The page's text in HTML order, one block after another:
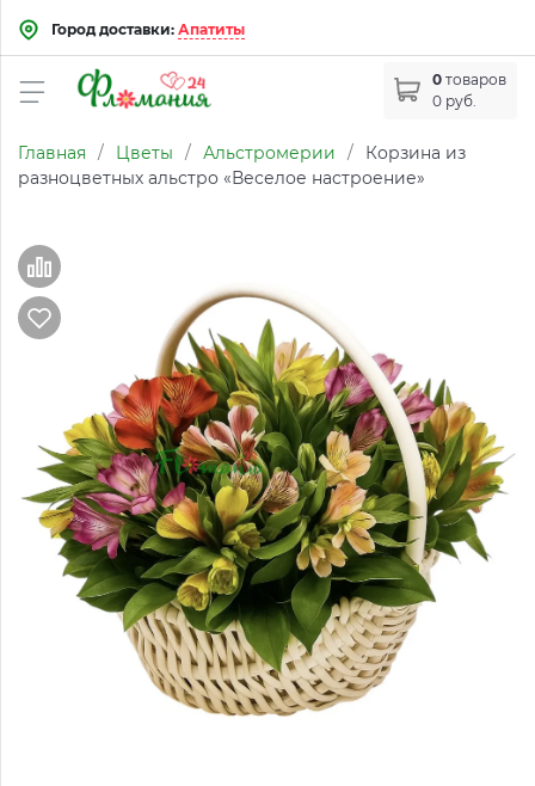
Город доставки: Апатиты
0 товаров
0 руб.
Главная / Цветы / Альстромерии /
Корзина из
разноцветных альстро «Веселое настроение»